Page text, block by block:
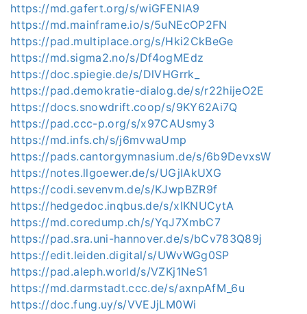
https://md.gafert.org/s/wiGFENIA9
https://md.mainframe.io/s/5uNEcOP2FN
https://pad.multiplace.org/s/Hki2CkBeGe
https://md.sigma2.no/s/Df4ogMEdz
https://doc.spiegie.de/s/DlVHGrrk_
https://pad.demokratie-dialog.de/s/r22hijeO2E
https://docs.snowdrift.coop/s/9KY62Ai7Q
https://pad.ccc-p.org/s/x97CAUsmy3
https://md.infs.ch/s/j6mvwaUmp
https://pads.cantorgymnasium.de/s/6b9DevxsW
https://notes.llgoewer.de/s/UGjIAkUXG
https://codi.sevenvm.de/s/KJwpBZR9f
https://hedgedoc.inqbus.de/s/xlKNUCytA
https://md.coredump.ch/s/YqJ7XmbC7
https://pad.sra.uni-hannover.de/s/bCv783Q89j
https://edit.leiden.digital/s/UWvWGg0SP
https://pad.aleph.world/s/VZKj1NeS1
https://md.darmstadt.ccc.de/s/axnpAfM_6u
https://doc.fung.uy/s/VVEJjLM0Wi